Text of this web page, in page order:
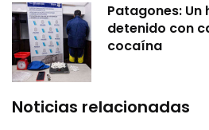
Patagones:
detenido con
cocaína
Noticias relacionadas